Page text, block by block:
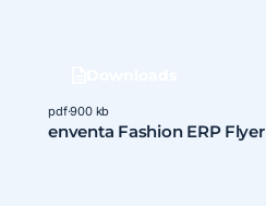
pdf·900 kb
enventa Fashion ERP Flyer